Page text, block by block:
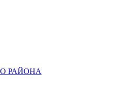
РАЙОНА